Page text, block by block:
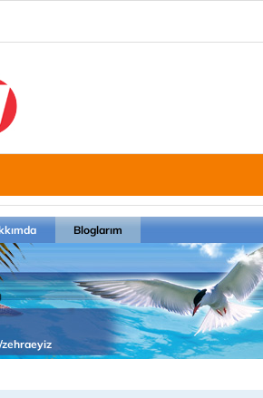
Bloglarım